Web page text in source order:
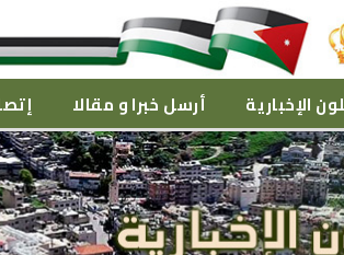
الإخبارية أرسل خبرا و مقالا